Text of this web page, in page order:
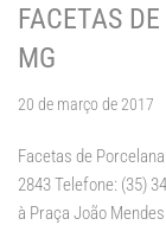
FACETAS
MG
20 de março de 2017
Facetas de
2843 Telefone: (35)
à Praça João